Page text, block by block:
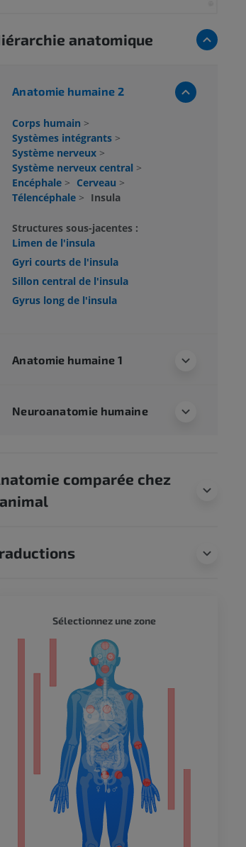
anatomique
Anatomie humaine 2
Corps humain >
Systèmes intégrants >
Système nerveux >
Système nerveux central >
Encéphale > Cerveau >
Télencéphale > Insula
Structures sous-jacentes :
Limen de l'insula
Gyri courts de l'insula
Sillon central de l'insula
Gyrus long de l'insula
Anatomie humaine 1
Neuroanatomie humaine
comparée chez
Sélectionnez une zone